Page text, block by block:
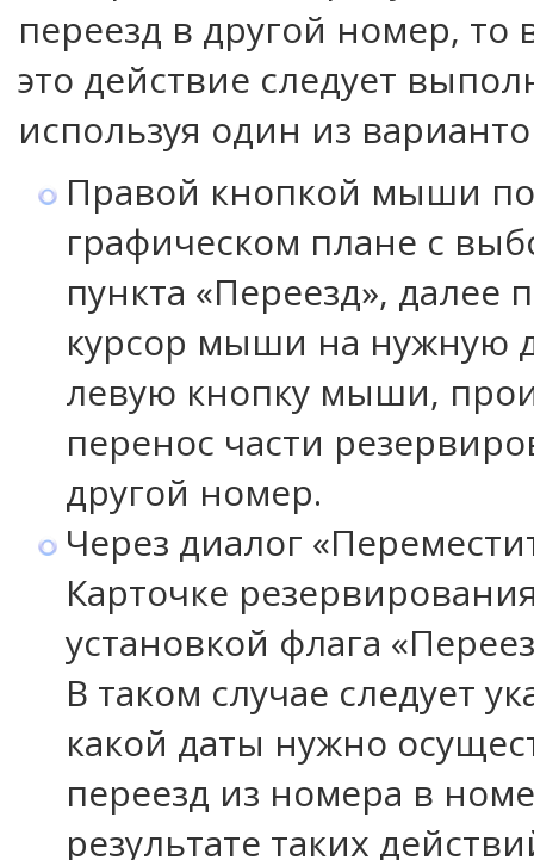
переезд в другой номер, то
это действие следует
используя один из
Правой кнопкой мыши по
графическом плане с
пункта «Переезд», далее
курсор мыши на нужную
левую кнопку мыши,
перенос части
другой номер.
Через диалог
Карточке
установкой флага
В таком случае следует
какой даты нужно
переезд из номера в
результате таких